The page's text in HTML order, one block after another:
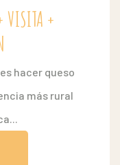
VISITA +
hacer queso
más rural